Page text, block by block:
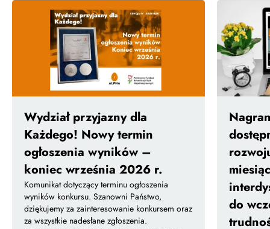
Wydział przyjazny dla
Każdego! Nowy termin
ogłoszenia wyników –
koniec września 2026 r.
Komunikat dotyczący terminu ogłoszenia
wyników konkursu. Szanowni Państwo,
dziękujemy za zainteresowanie konkursem oraz
za wszystkie nadesłane zgłoszenia.
do